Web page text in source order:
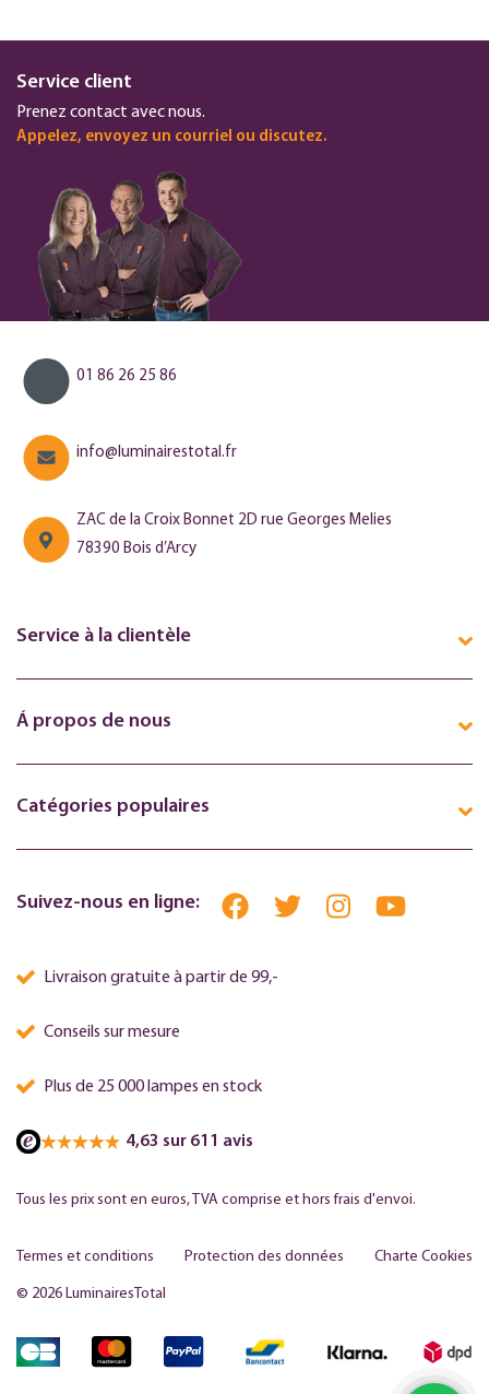
Service client
Prenez contact avec nous.
Appelez, envoyez un courriel ou discutez.
01 86 26 25 86
info@luminairestotal.fr
ZAC de la Croix Bonnet 2D rue Georges Melies
78390 Bois d’Arcy
Service à la clientèle
Á propos de nous
Catégories populaires
Suivez-nous en ligne:
Livraison gratuite à partir de 99,-
Conseils sur mesure
Plus de 25 000 lampes en stock
4,63 sur 611 avis
Tous les prix sont en euros, TVA comprise et hors frais d'envoi.
© 2026 LuminairesTotal
Termes et conditions Protection des données Charte Cookies